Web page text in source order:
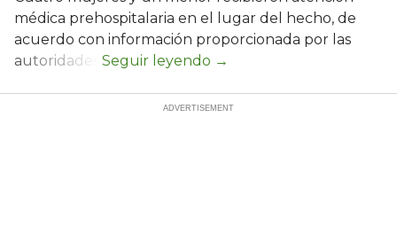
médica prehospitalaria en el lugar del hecho, de
acuerdo con información proporcionada por las
autoridades.